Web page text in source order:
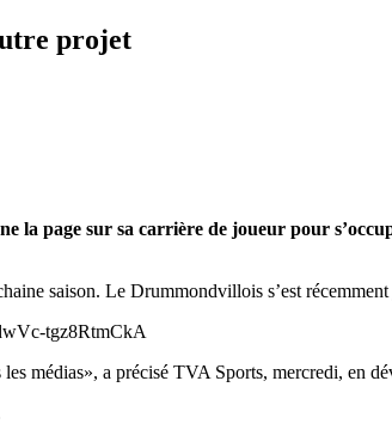
projet
page sur sa carrière de joueur pour
saison. Le Drummondvillois s’est
tgz8RtmCkA
médias», a précisé TVA Sports, mercredi, en